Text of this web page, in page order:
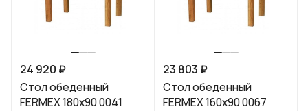
24 920 ₽
Стол обеденный
FERMEX 180x90 0041
23 803 ₽
Стол обеденный
FERMEX 160x90 0067